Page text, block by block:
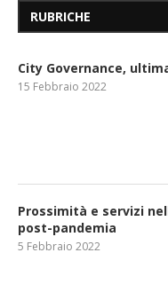
RUBRICHE
City Governance,
15 Febbraio 2022
Prossimità e servizi
post-pandemia
5 Febbraio 2022